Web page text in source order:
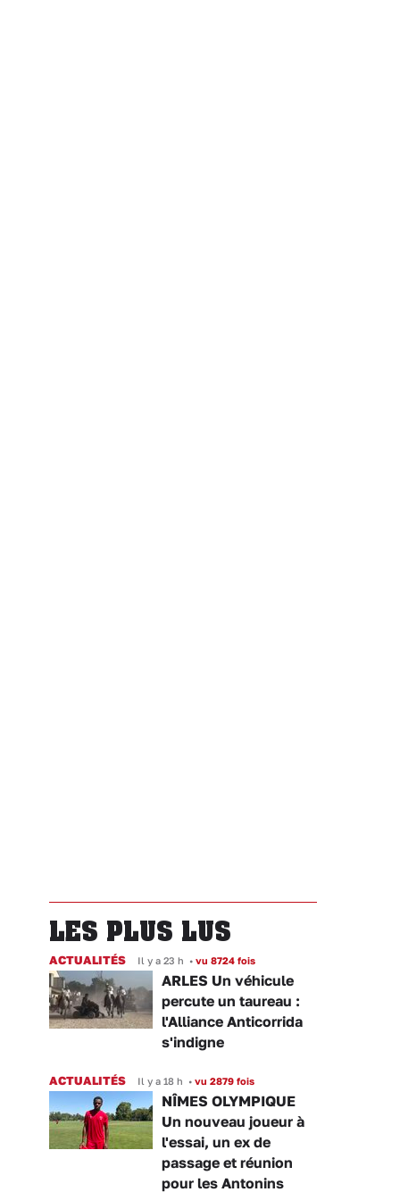
LES PLUS LUS
ACTUALITÉS Il y a 23 h • vu 8724 fois
ARLES Un véhicule
percute un taureau :
l'Alliance Anticorrida
s'indigne
ACTUALITÉS Il y a 18 h • vu 2879 fois
NÎMES OLYMPIQUE
Un nouveau joueur à
l'essai, un ex de
passage et réunion
pour les Antonins